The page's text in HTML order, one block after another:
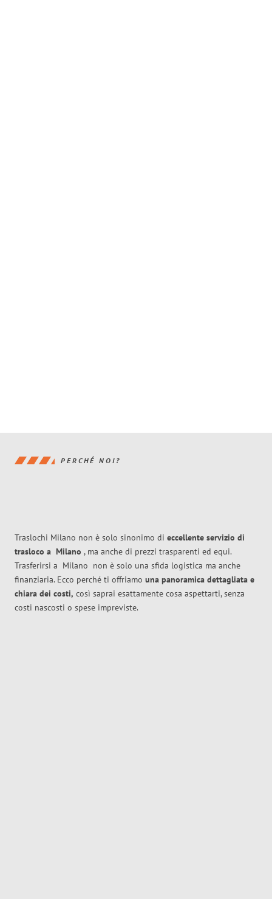
PERCHÉ NOI?
Traslochi Milano non è solo sinonimo di eccellente servizio di
trasloco a Milano , ma anche di prezzi trasparenti ed equi.
Trasferirsi a Milano non è solo una sfida logistica ma anche
finanziaria. Ecco perché ti offriamo una panoramica dettagliata e
chiara dei costi, così saprai esattamente cosa aspettarti, senza
costi nascosti o spese impreviste.